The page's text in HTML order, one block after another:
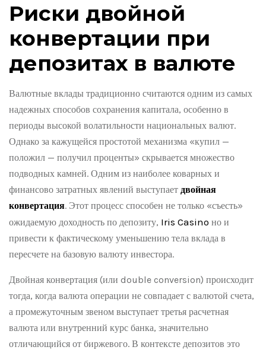
Риски двойной
конвертации при
депозитах в валюте
Валютные вклады традиционно считаются одним из самых
надежных способов сохранения капитала, особенно в
периоды высокой волатильности национальных валют.
Однако за кажущейся простотой механизма «купил —
положил — получил проценты» скрывается множество
подводных камней. Одним из наиболее коварных и
финансово затратных явлений выступает двойная
конвертация. Этот процесс способен не только «съесть»
ожидаемую доходность по депозиту, Iris Casino но и
привести к фактическому уменьшению тела вклада в
пересчете на базовую валюту инвестора.
Двойная конвертация (или double conversion) происходит
тогда, когда валюта операции не совпадает с валютой счета,
а промежуточным звеном выступает третья расчетная
валюта или внутренний курс банка, значительно
отличающийся от биржевого. В контексте депозитов это